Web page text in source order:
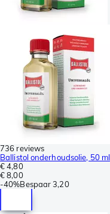
736 reviews
Ballistol onderhoudsolie, 50 ml
€ 4,80
€ 8,00
-40%Bespaar 3,20